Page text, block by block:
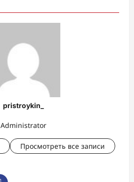
pristroykin_
Administrator
Просмотреть все записи